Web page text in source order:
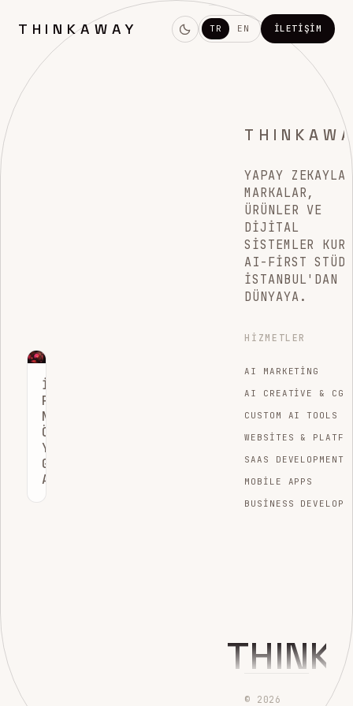
THINKAWAY TR EN İLETIŞIM
İÇERIK
PERFORMANSI
NASIL
ÖLÇÜLÜR:
YATIRIM
GETIRINIZI
ARTIRIN
YAPAY ZEKAYLA
MARKALAR,
ÜRÜNLER VE
DIJITAL
SISTEMLER
AI-FIRST
İSTANBUL'DAN
DÜNYAYA.
HIZMETLER
AI MARKETING
AI CREATIVE & CGI
CUSTOM AI TOOLS
WEBSITES &
SAAS DEVELOPMENT
MOBILE APPS
BUSINESS
© 2026